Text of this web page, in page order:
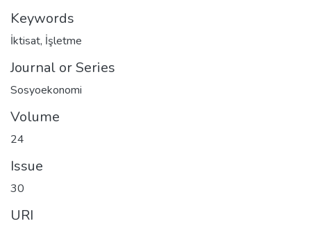
Keywords
İktisat, İşletme
Journal or Series
Sosyoekonomi
Volume
24
Issue
30
URI